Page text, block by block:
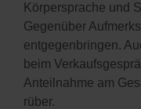
Körpersprache und
Gegenüber
entgegenbringen.
beim
Anteilnahme am
rüber.